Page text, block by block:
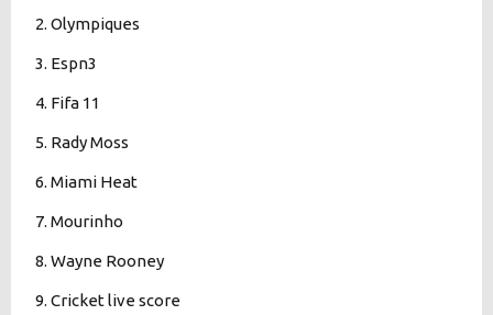
Olympiques
Espn3
Fifa 11
Rady Moss
Miami Heat
Mourinho
Wayne Rooney
Cricket live score